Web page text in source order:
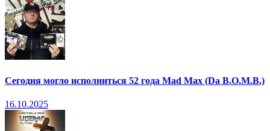
Сегодня могло исполниться 52 года Mad Max (Da B.O.M.B.)
16.10.2025